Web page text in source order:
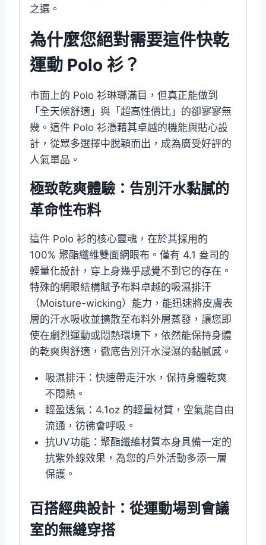
之選。
為什麼您絕對需要這件快乾
運動 Polo 衫？
市面上的 Polo 衫琳瑯滿目，但真正能做到
「全天候舒適」與「超高性價比」的卻寥寥無
幾。這件 Polo 衫憑藉其卓越的機能與貼心設
計，從眾多選擇中脫穎而出，成為廣受好評的
人氣單品。
極致乾爽體驗：告別汗水黏膩的
革命性布料
這件 Polo 衫的核心靈魂，在於其採用的
100% 聚酯纖維雙面網眼布。僅有 4.1 盎司的
輕量化設計，穿上身幾乎感覺不到它的存在。
特殊的網眼結構賦予布料卓越的吸濕排汗
（Moisture-wicking）能力，能迅速將皮膚表
層的汗水吸收並擴散至布料外層蒸發，讓您即
使在劇烈運動或悶熱環境下，依然能保持身體
的乾爽與舒適，徹底告別汗水浸濕的黏膩感。
吸濕排汗：快速帶走汗水，保持身體乾爽
不悶熱。
輕盈透氣：4.1oz 的輕量材質，空氣能自由
流通，彷彿會呼吸。
抗UV功能：聚酯纖維材質本身具備一定的
抗紫外線效果，為您的戶外活動多添一層
保護。
百搭經典設計：從運動場到會議
室的無縫穿搭